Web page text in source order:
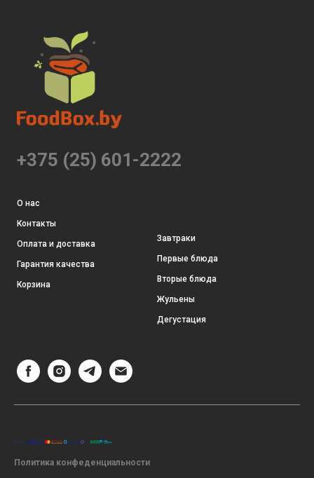
+375 (25) 601-2222
О нас
Контакты
Оплата и доставка
Гарантия качества
Корзина
Завтраки
Первые блюда
Вторые блюда
Жульены
Дегустация
Политика конфеденциальности